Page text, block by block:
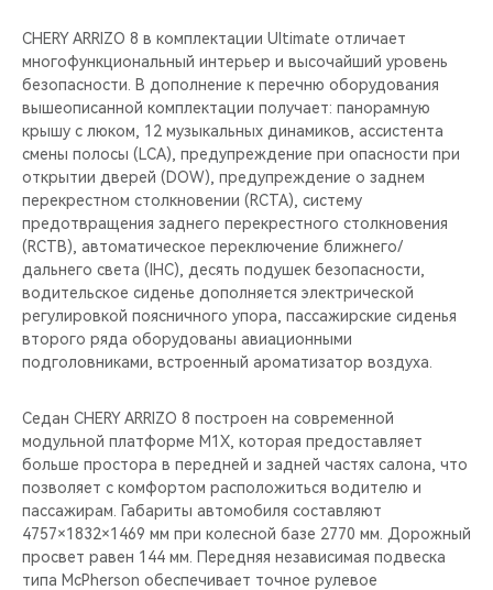
CHERY ARRIZO 8 в комплектации Ultimate отличает
многофункциональный интерьер и высочайший уровень
безопасности. В дополнение к перечню оборудования
вышеописанной комплектации получает: панорамную
крышу с люком, 12 музыкальных динамиков, ассистента
смены полосы (LCA), предупреждение при опасности при
открытии дверей (DOW), предупреждение о заднем
перекрестном столкновении (RCTA), систему
предотвращения заднего перекрестного столкновения
(RCTB), автоматическое переключение ближнего/
дальнего света (IHC), десять подушек безопасности,
водительское сиденье дополняется электрической
регулировкой поясничного упора, пассажирские сиденья
второго ряда оборудованы авиационными
подголовниками, встроенный ароматизатор воздуха.
Седан CHERY ARRIZO 8 построен на современной
модульной платформе M1X, которая предоставляет
больше простора в передней и задней частях салона, что
позволяет с комфортом расположиться водителю и
пассажирам. Габариты автомобиля составляют
4757×1832×1469 мм при колесной базе 2770 мм. Дорожный
просвет равен 144 мм. Передняя независимая подвеска
типа McPherson обеспечивает точное рулевое